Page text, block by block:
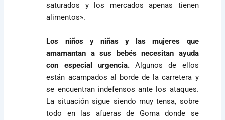
saturados y los mercados apenas tienen
alimentos».
Los niños y niñas y las mujeres que
amamantan a sus bebés necesitan ayuda
con especial urgencia.Algunos de ellos
están acampados al borde de la carretera y
se encuentran indefensos ante los ataques.
La situación sigue siendo muy tensa, sobre
todo en las afueras de Goma donde se